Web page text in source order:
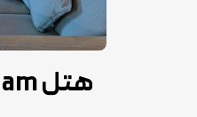
هتل Ramada Plaza By Wyndham